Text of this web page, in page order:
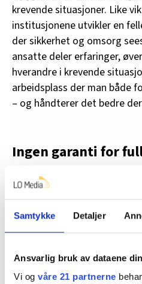
Samtykke Detaljer
Ansvarlig bruk av dataene
Vi og våre 21 partnerne
krevende situasjoner. Like
institusjonene utvikler en
der sikkerhet og omsorg
ansatte deler erfaringer,
hverandre i krevende
arbeidsplass der man både
– og håndterer det bedre
Ingen garanti for
Selv med all denne
beste risikovurderingene,
hundre prosent trygt
unge i sårbare
grad av usikkerhet. Det er
sikkerhetsarbeidet må
prosess, ikke et mål man en